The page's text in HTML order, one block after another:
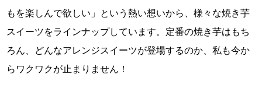
もを楽しんで欲しい」という熱い想いから、様々な焼き芋
スイーツをラインナップしています。定番の焼き芋はもち
ろん、どんなアレンジスイーツが登場するのか、私も今か
らワクワクが止まりません！